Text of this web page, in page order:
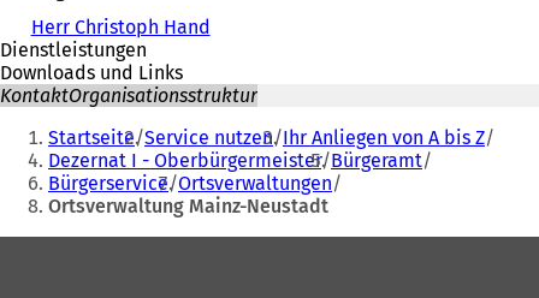
Herr Christoph Hand
Dienstleistungen
Downloads und Links
KontaktOrganisationsstruktur
Sie
befinden
sich
Startseite Service nutzen Ihr Anliegen von A bis Z
Dezernat I - Oberbürgermeister Bürgeramt
Bürgerservice Ortsverwaltungen
Ortsverwaltung Mainz-Neustadt